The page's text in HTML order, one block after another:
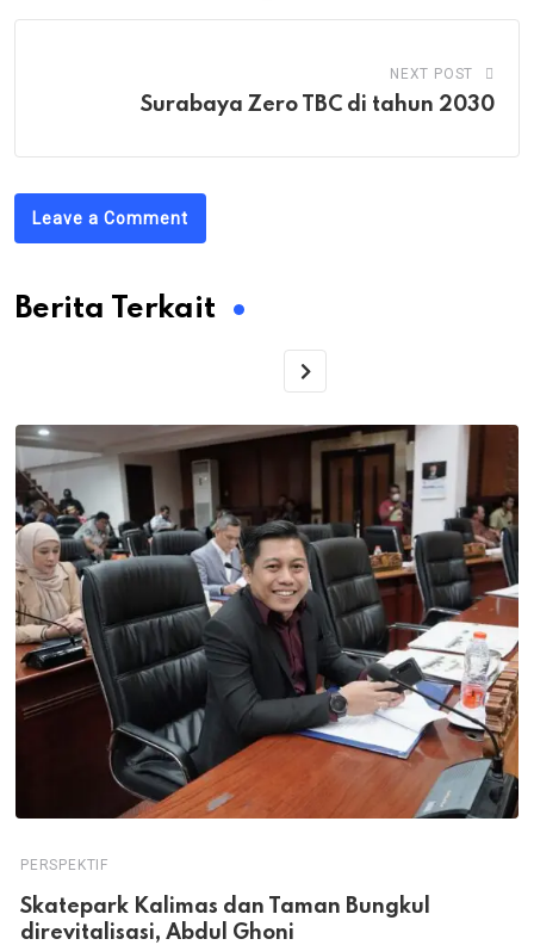
NEXT POST
Surabaya Zero TBC di tahun 2030
Leave a Comment
Berita Terkait
PERSPEKTIF
Skatepark Kalimas dan Taman Bungkul
direvitalisasi, Abdul Ghoni